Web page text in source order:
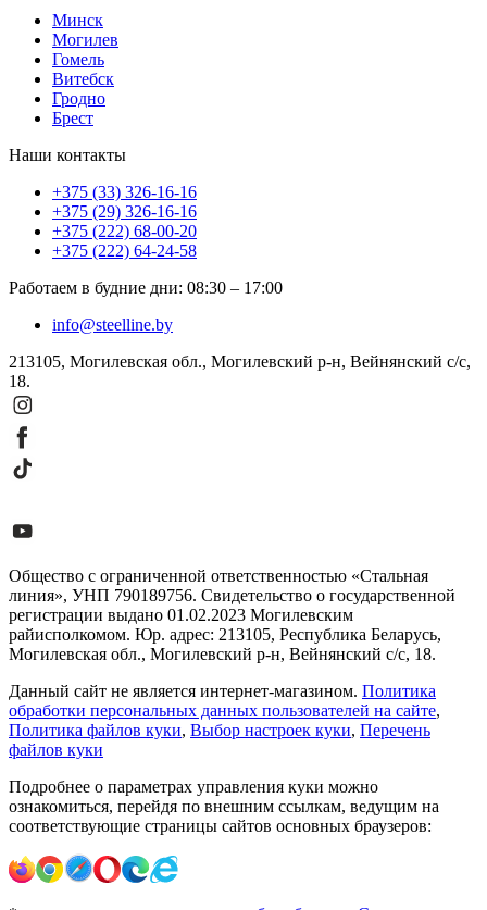
Минск
Могилев
Гомель
Витебск
Гродно
Брест
Наши контакты
+375 (33) 326-16-16
+375 (29) 326-16-16
+375 (222) 68-00-20
+375 (222) 64-24-58
Работаем в будние дни: 08:30 – 17:00
info@steelline.by
213105, Могилевская обл., Могилевский р-н, Вейнянский с/с,
18.
Общество с ограниченной ответственностью «Стальная
линия», УНП 790189756. Свидетельство о государственной
регистрации выдано 01.02.2023 Могилевским
райисполкомом. Юр. адрес: 213105, Республика Беларусь,
Могилевская обл., Могилевский р-н, Вейнянский с/с, 18.
Данный сайт не является интернет-магазином. Политика
обработки персональных данных пользователей на сайте,
Политика файлов куки, Выбор настроек куки, Перечень
файлов куки
Подробнее о параметрах управления куки можно
ознакомиться, перейдя по внешним ссылкам, ведущим на
соответствующие страницы сайтов основных браузеров: